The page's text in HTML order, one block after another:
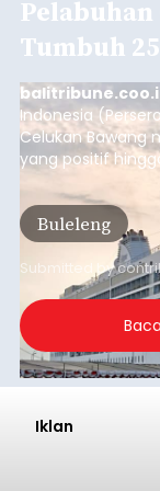
Tumbuh
Indonesia
Celukan Bawang
yang positif
dari arus kapal
Tonnage (GT),
dibandingkan
yang tercatat
Buleleng
Submitted by
Iklan